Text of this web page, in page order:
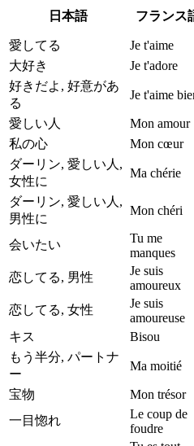
日本語 フランス
愛してる
Je t'aime
大好き
Je t'adore
好きだよ, 好意があ
る
Je t'aime
愛しい人 Mon amour
私の心
Mon cœur
ダーリン, 愛しい人,
女性に
Ma chérie
ダーリン, 愛しい人,
男性に
Mon chéri
会いたい
Tu me
manques
恋してる, 男性
Je suis
amoureux
恋してる, 女性
Je suis
amoureuse
キス
Bisou
もう半分, パートナ
ー
Ma moitié
宝物 Mon trésor
一目惚れ
Le coup de
foudre